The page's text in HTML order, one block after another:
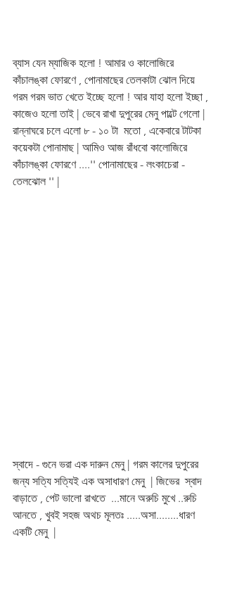
ব্যাস যেন ম্যাজিক হলো ! আমার ও কালোজিরে
কাঁচালঙ্কা ফোরণে , পোনামাছের তেলকাটা ঝোল দিয়ে
গরম গরম ভাত খেতে ইচ্ছে হলো ! আর যাহা হলো ইচ্ছা ,
কাজেও হলো তাই | ভেবে রাখা দুপুরের মেনু পাল্টে গেলো |
রান্নাঘরে চলে এলো ৮ - ১০ টা  মতো , একেবারে টাটকা
কয়েকটা পোনামাছ | আমিও আজ রাঁধবো কালোজিরে
কাঁচালঙ্কা ফোরণে ....'' পোনামাছের - লংকাচেরা -
তেলঝোল '' |
স্বাদে - গুনে ভরা এক দারুন মেনু | গরম কালের দুপুরের
জন্য সত্যি সত্যিই এক অসাধারণ মেনু  | জিভের  স্বাদ
বাড়াতে , পেট ভালো রাখতে  ...মানে অরুচি মুখে ..রুচি
আনতে , খুবই সহজ অথচ মূলতঃ .....অসা........ধারণ
একটি মেনু  |